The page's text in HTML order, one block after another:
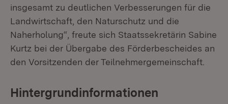
insgesamt zu deutlichen Verbesserungen für die
Landwirtschaft, den Naturschutz und die
Naherholung“, freute sich Staatssekretärin Sabine
Kurtz bei der Übergabe des Förderbescheides an
den Vorsitzenden der Teilnehmergemeinschaft.
Hintergrundinformationen